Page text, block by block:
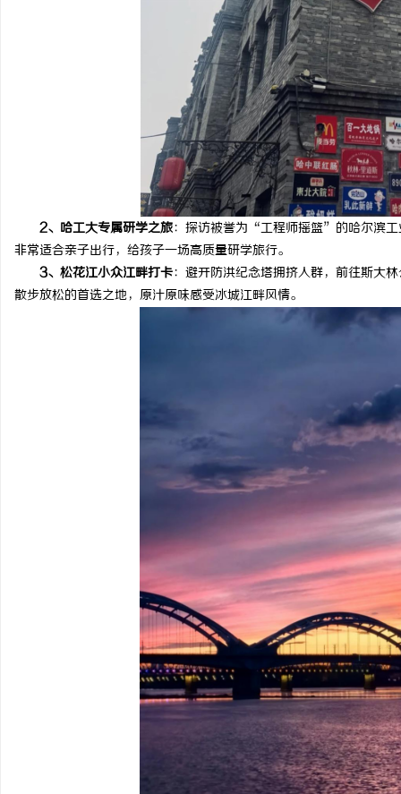
2、哈工大专属研学之旅：探访被誉为“工程师摇篮”的哈尔滨工
非常适合亲子出行，给孩子一场高质量研学旅行。
3、松花江小众江畔打卡：避开防洪纪念塔拥挤人群，前往斯大
散步放松的首选之地，原汁原味感受冰城江畔风情。